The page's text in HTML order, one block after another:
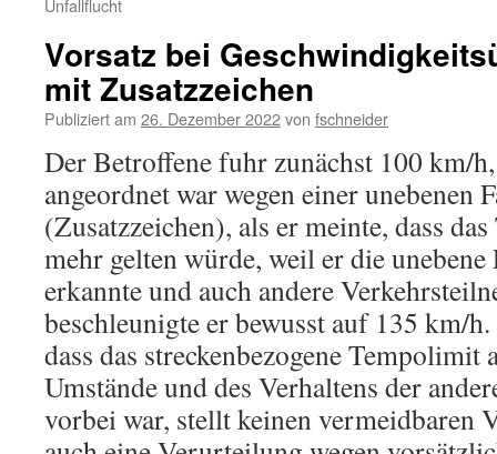
Unfallflucht
Vorsatz bei
mit Zusatzzeichen
Publiziert am 26. Dezember 2022von fschneider
Der Betroffene fuhr zunächst 100 km/
angeordnet war wegen einer unebenen
(Zusatzzeichen), als er meinte, dass
mehr gelten würde, weil er die
erkannte und auch andere
beschleunigte er bewusst auf 135 km/
dass das streckenbezogene
Umstände und des Verhaltens der
vorbei war, stellt keinen vermeidbaren